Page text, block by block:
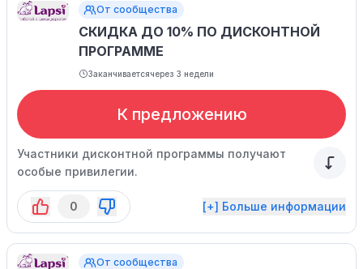
От сообщества
СКИДКА ДО 10% ПО ДИСКОНТНОЙ
ПРОГРАММЕ
Заканчиваетсячерез 3 недели
К предложению
Участники дисконтной программы получают
особые привилегии.
0 [+] Больше информации
От сообщества